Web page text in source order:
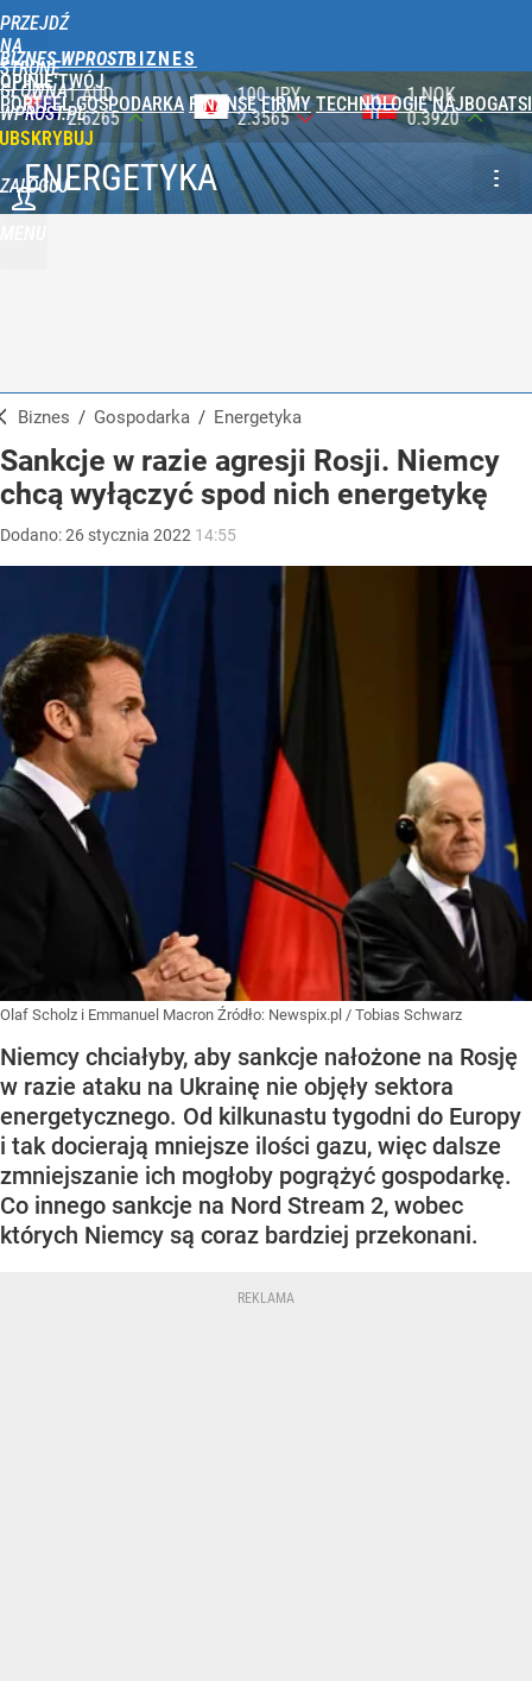
PRZEJDŹ
NA
STRONĘ
GŁÓWNĄ
WPROST.PL
BIZNES WPROST
OPINIE TWÓJ
PORTFEL GOSPODARKA FINANSE FIRMY TECHNOLOGIE NAJBOGATSI
ZALOGUJ
100 JPY
2.3565
1 NOK
0.3920
1 DKK
0.5753
ENERGETYKA
Biznes / Gospodarka / Energetyka
Sankcje w razie agresji Rosji. Niemcy
chcą wyłączyć spod nich energetykę
Dodano:26 stycznia 2022 14:55
Olaf Scholz i Emmanuel Macron Źródło: Newspix.pl / Tobias Schwarz
Niemcy chciałyby, aby sankcje nałożone na Rosję
w razie ataku na Ukrainę nie objęły sektora
energetycznego. Od kilkunastu tygodni do Europy
i tak docierają mniejsze ilości gazu, więc dalsze
zmniejszanie ich mogłoby pogrążyć gospodarkę.
Co innego sankcje na Nord Stream 2, wobec
których Niemcy są coraz bardziej przekonani.